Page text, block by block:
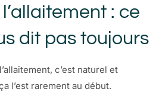
: ce
dit pas toujours
c’est naturel et
l’est rarement au début.